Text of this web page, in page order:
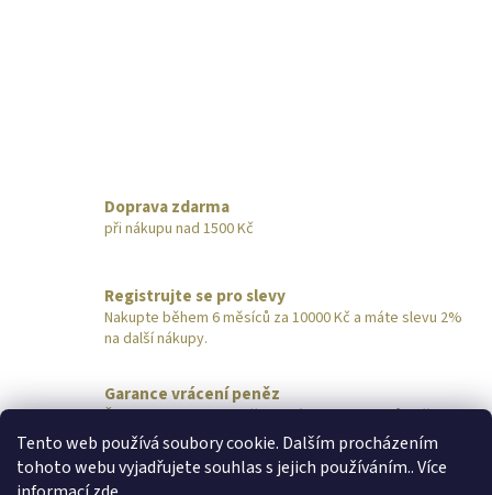
Tento web používá soubory cookie. Dalším procházením
tohoto webu vyjadřujete souhlas s jejich používáním.. Více
ý
p
u
Doprava zdarma
při nákupu nad 1500 Kč
Registrujte se pro slevy
Nakupte během 6 měsíců za 10000 Kč a máte slevu 2%
na další nákupy.
Garance vrácení peněz
Šperk nevyhovuje? Pošlete nám ho do 14 dnů zpět,
obratem vrátíme peníze.